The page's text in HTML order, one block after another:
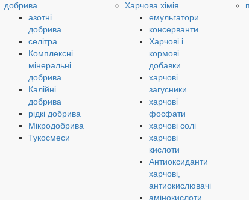
добрива
азотні
добрива
селітра
Комплексні
мінеральні
добрива
Калійні
добрива
рідкі добрива
Мікродобрива
Тукосмеси
Харчова хімія
емульгатори
консерванти
Харчові і
кормові
добавки
харчові
загусники
харчові
фосфати
харчові солі
харчові
кислоти
Антиоксиданти
харчові,
антиокислювачі
амінокислоти